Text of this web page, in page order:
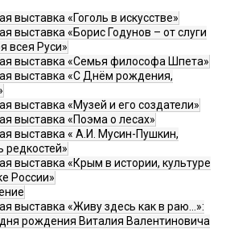
выставка «Гоголь в искусстве»
выставка «Борис Годунов – от слуги
всея Руси»
выставка «Семья философа Шпета»
выставка «С Днём рождения,
выставка «Музей и его создатели»
выставка «Поэма о лесах»
выставка « А.И. Мусин-Пушкин,
редкостей»
выставка «Крым в истории, культуре
России»
выставка «Живу здесь как в раю…»:
дня рождения Виталия Валентиновича